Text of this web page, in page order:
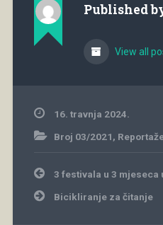
Published
View all
16. travnja 2024.
Broj 03/2021,
Navigacija
3 festivala u 3
Bicikliranje za čitanje